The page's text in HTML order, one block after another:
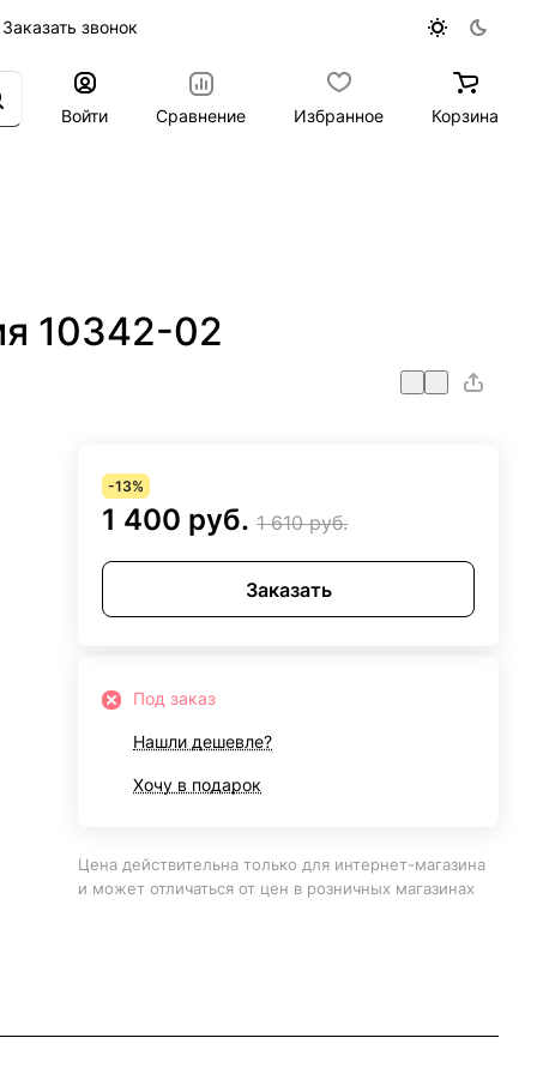
Заказать звонок
Войти Сравнение Избранное Корзина
10342-02
-13%
1 400 руб. 1 610 руб.
Заказать
Под заказ
Нашли дешевле?
Хочу в подарок
Цена действительна только для интернет-магазина
и может отличаться от цен в розничных магазинах